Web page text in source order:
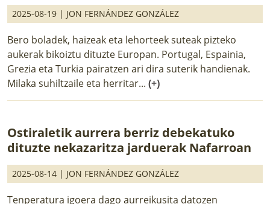
2025-08-19 | JON FERNÁNDEZ GONZÁLEZ
Bero boladek, haizeak eta lehorteek suteak pizteko
aukerak bikoiztu dituzte Europan. Portugal, Espainia,
Grezia eta Turkia pairatzen ari dira suterik handienak.
Milaka suhiltzaile eta herritar... (+)
Ostiraletik aurrera berriz debekatuko
dituzte nekazaritza jarduerak Nafarroan
2025-08-14 | JON FERNÁNDEZ GONZÁLEZ
Tenperatura igoera dago aurreikusita datozen